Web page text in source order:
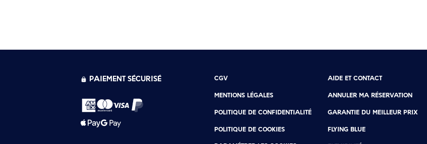
PAIEMENT SÉCURISÉ CGV
MENTIONS LÉGALES
POLITIQUE DE CONFIDENTIALITÉ
POLITIQUE DE COOKIES
AIDE ET CONTACT
ANNULER MA RÉSERVATION
GARANTIE DU MEILLEUR PRIX
FLYING BLUE